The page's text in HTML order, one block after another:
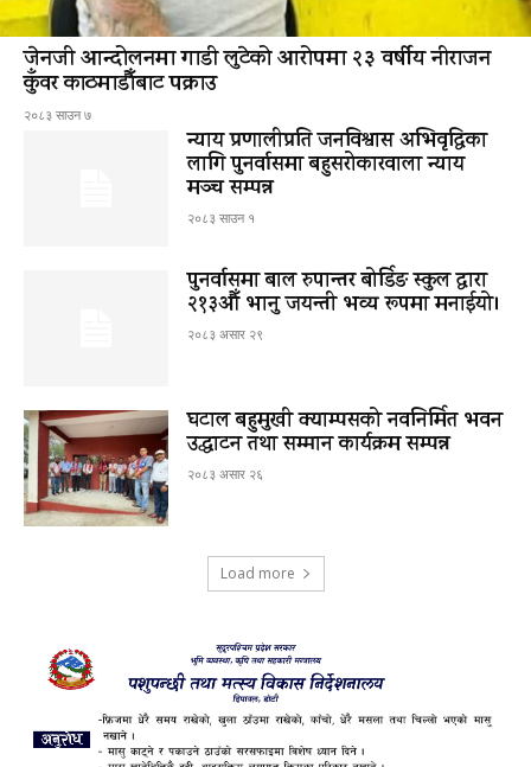
जेनजी आन्दोलनमा गाडी लुटेको आरोपमा २३ वर्षीय नीराजन
कुँवर काठमाडौँबाट पक्राउ
२०८३ साउन ७
न्याय प्रणालीप्रति जनविश्वास अभिवृद्धिका
लागि पुनर्वासमा बहुसरोकारवाला न्याय
मञ्च सम्पन्न
२०८३ साउन १
पुनर्वासमा बाल रुपान्तर बोर्डिङ स्कुल द्धारा
२१३औँ भानु जयन्ती भव्य रूपमा मनाईयो।
२०८३ असार २९
घटाल बहुमुखी क्याम्पसको नवनिर्मित भवन
उद्घाटन तथा सम्मान कार्यक्रम सम्पन्न
२०८३ असार २६
Load more